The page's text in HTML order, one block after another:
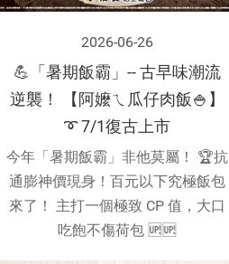
2026-06-26
💪「暑期飯霸」-- 古早味潮流
逆襲！ 【阿嬤ㄟ瓜仔肉飯🍚】
➰ 7/1復古上市
今年「暑期飯霸」非他莫屬！ 🏆抗
通膨神價現身！百元以下究極飯包
來了！ 主打一個極致 CP 值，大口
吃飽不傷荷包 🆙🆙